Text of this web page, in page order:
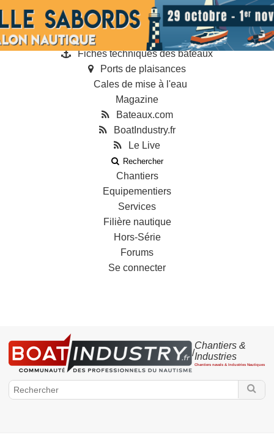
Annonces
Guides
Annuaire des professionnels
Fiches techniques des bateaux
Ports de plaisances
Cales de mise à l'eau
Magazine
Bateaux.com
BoatIndustry.fr
Le Live
Rechercher
Chantiers
Equipementiers
Services
Filière nautique
Hors-Série
Forums
Se connecter
/
Chantiers &
Industries
Chantiers navals & Industries Nautiques